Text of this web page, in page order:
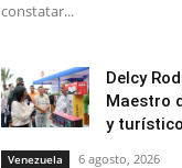
constatar...
Delcy
Maestro
y
Venezuela 6 agosto, 2026